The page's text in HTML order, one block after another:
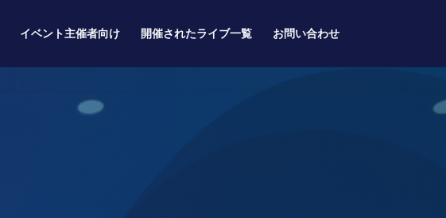
イベント主催者向け 開催されたライブ一覧 お問い合わせ